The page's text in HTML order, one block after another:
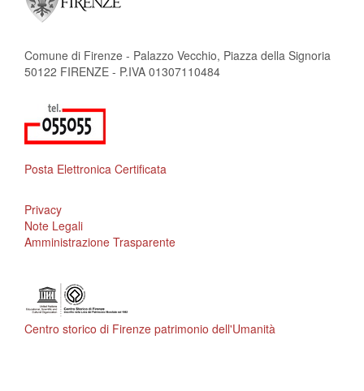
Comune di Firenze - Palazzo Vecchio, Piazza della Signoria
50122 FIRENZE - P.IVA 01307110484
Posta Elettronica Certificata
Privacy
Note Legali
Amministrazione Trasparente
Centro storico di Firenze patrimonio dell'Umanità